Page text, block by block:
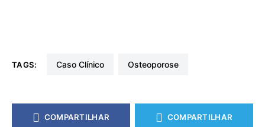
TAGS: Caso Clínico Osteoporose
COMPARTILHAR COMPARTILHAR